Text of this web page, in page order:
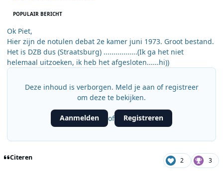
POPULAIR BERICHT
Ok Piet,
Hier zijn de notulen debat 2e kamer juni 1973. Groot bestand.
Het is DZB dus (Straatsburg) .................(Ik ga het niet
helemaal uitzoeken, ik heb het afgesloten......hi))
Deze inhoud is verborgen. Meld je aan of registreer
om deze te bekijken.
Aanmelden of Registreren
Citeren 2 3